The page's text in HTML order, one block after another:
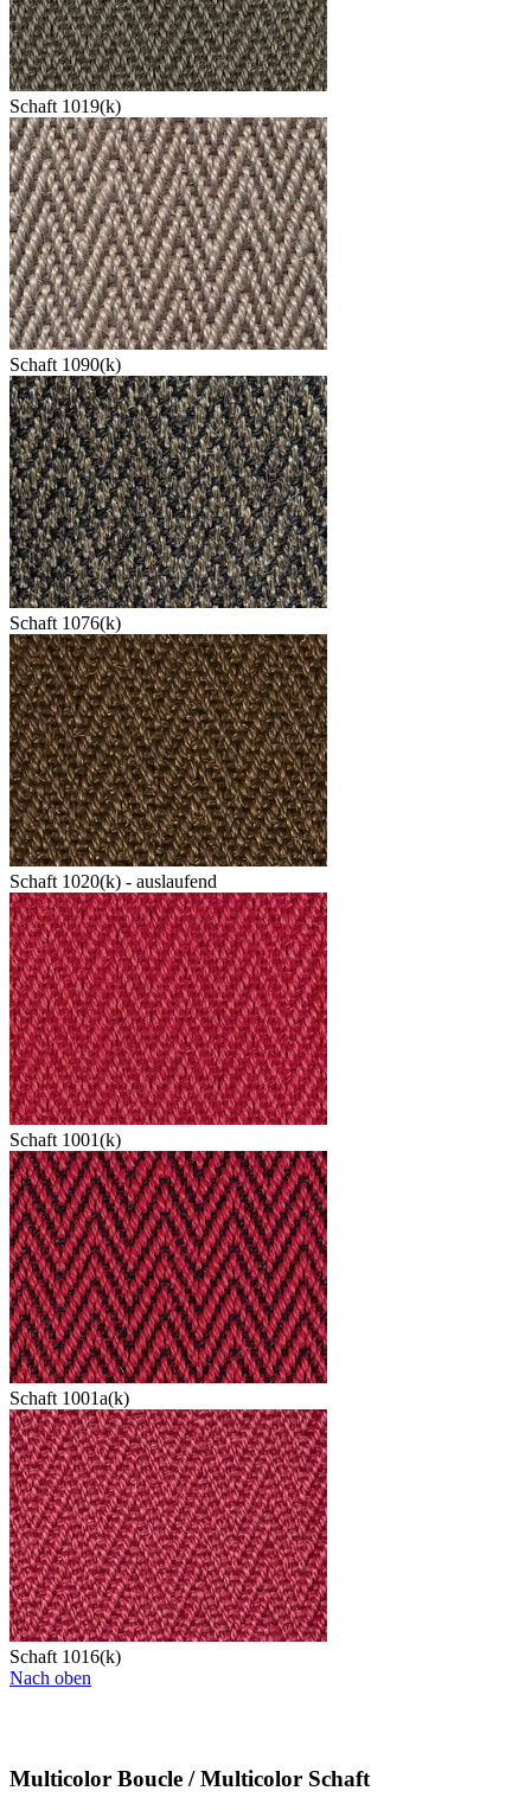
Schaft 1019(k)
Schaft 1090(k)
Schaft 1076(k)
Schaft 1020(k) - auslaufend
Schaft 1001(k)
Schaft 1001a(k)
Schaft 1016(k)
Nach oben
Multicolor Boucle / Multicolor Schaft